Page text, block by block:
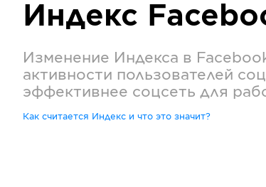
Индекс
Изменение Индекса в
активности пользователей
эффективнее соцсеть для
Как считается Индекс и что это значит?